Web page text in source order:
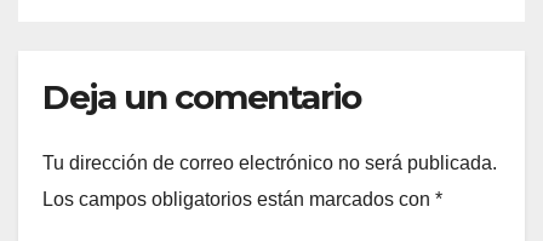
Deja un comentario
Tu dirección de correo electrónico no será publicada.
Los campos obligatorios están marcados con *